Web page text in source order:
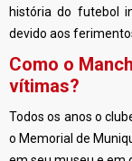
história do futebol
devido aos
Como o
vítimas?
Todos os anos o
o Memorial de